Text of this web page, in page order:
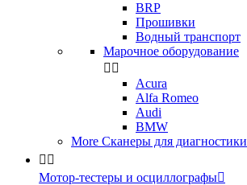
BRP
Прошивки
Водный транспорт
Марочное оборудование
 
Acura
Alfa Romeo
Audi
BMW
More Сканеры для диагностики
 
Мотор-тестеры и осциллографы